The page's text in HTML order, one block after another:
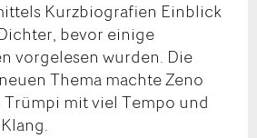
Kurzbiografien Einblick
bevor einige
vorgelesen wurden. Die
Thema machte Zeno
mit viel Tempo und